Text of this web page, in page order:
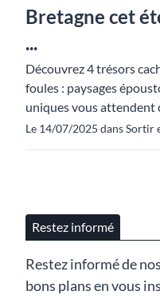
Bretagne cet
...
Découvrez 4 trésors
foules : paysages
uniques vous attendent
Le 14/07/2025 dans Sortir
Restez informé
Restez informé de
bons plans en vous